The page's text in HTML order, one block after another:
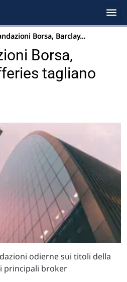
Borsa, Barclay…
Borsa,
tagliano
odierne sui titoli della
principali broker